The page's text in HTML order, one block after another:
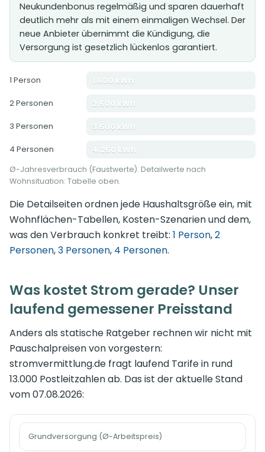
Neukundenbonus regelmäßig und sparen dauerhaft
deutlich mehr als mit einem einmaligen Wechsel. Der
neue Anbieter übernimmt die Kündigung, die
Versorgung ist gesetzlich lückenlos garantiert.
1 Person 1.600 kWh
2 Personen 2.500 kWh
3 Personen 3.500 kWh
4 Personen 4.250 kWh
Ø-Jahresverbrauch (Faustwerte). Detailwerte nach
Wohnsituation: Tabelle oben.
Die Detailseiten ordnen jede Haushaltsgröße ein, mit
Wohnflächen-Tabellen, Kosten-Szenarien und dem,
was den Verbrauch konkret treibt: 1 Person,2
Personen,3 Personen, 4 Personen.
Was kostet Strom gerade? Unser
laufend gemessener Preisstand
Anders als statische Ratgeber rechnen wir nicht mit
Pauschalpreisen von vorgestern:
stromvermittlung.de fragt laufend Tarife in rund
13.000 Postleitzahlen ab. Das ist der aktuelle Stand
vom 07.08.2026:
Grundversorgung (Ø-Arbeitspreis)